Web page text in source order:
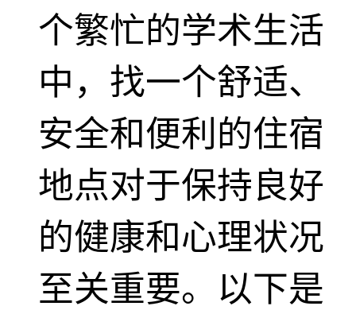
个繁忙的学术生活
中，找一个舒适、
安全和便利的住宿
地点对于保持良好
的健康和心理状况
至关重要。以下是